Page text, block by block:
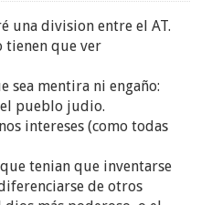
una division entre el AT.
tienen que ver
sea mentira ni engaño:
pueblo judio.
intereses (como todas
tenian que inventarse
de otros